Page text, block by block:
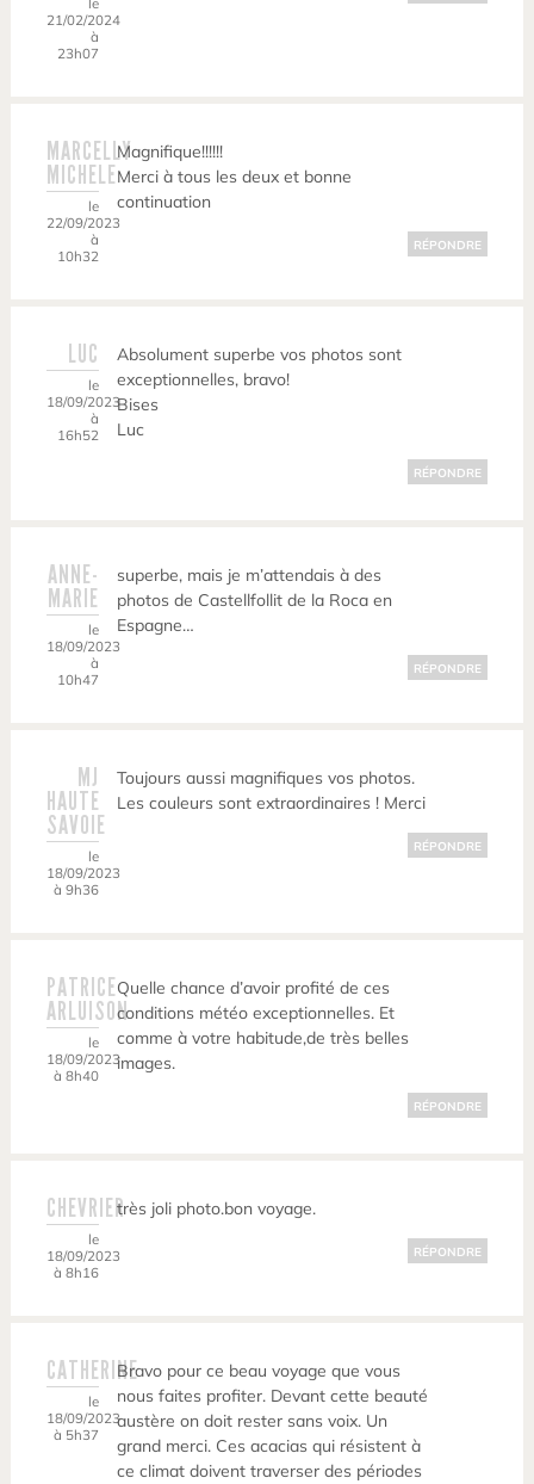
21/02/2024
à
23h07
MARCELLY
MICHELE
le
22/09/2023
à
10h32
Magnifique!!!!!!
Merci à tous les deux et bonne
continuation
RÉPONDRE
LUC
le
18/09/2023
à
16h52
Absolument superbe vos photos sont
exceptionnelles, bravo!
Bises
Luc
RÉPONDRE
ANNE-
MARIE
le
18/09/2023
à
10h47
superbe, mais je m’attendais à des
photos de Castellfollit de la Roca en
Espagne…
RÉPONDRE
MJ
HAUTE
SAVOIE
le
18/09/2023
à 9h36
Toujours aussi magnifiques vos photos.
Les couleurs sont extraordinaires ! Merci
RÉPONDRE
PATRICE
ARLUISON
le
18/09/2023
à 8h40
Quelle chance d’avoir profité de ces
conditions météo exceptionnelles. Et
comme à votre habitude,de très belles
images.
RÉPONDRE
CHEVRIER
le
18/09/2023
à 8h16
très joli photo.bon voyage.
RÉPONDRE
CATHERINE
le
18/09/2023
à 5h37
Bravo pour ce beau voyage que vous
nous faites profiter. Devant cette beauté
austère on doit rester sans voix. Un
grand merci. Ces acacias qui résistent à
ce climat doivent traverser des périodes